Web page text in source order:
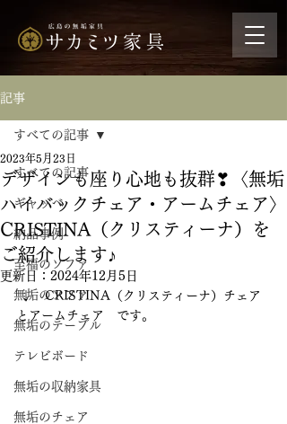
記事
すべての記事
ギャッベ
納品事例
至福のソファ
無垢のソファ
無垢のテーブル
テレビボード
無垢の収納家具
無垢のチェア
すべての記事
デザインも座り心地も抜群❣〈無垢
ハイバックチェア・アームチェア〉
CRISTINA（クリスティーナ）を
ご紹介します♪
2023年5月23日
更新日： 2024年12月5日
↓　CRISTINA（クリスティーナ）チェア
とアームチェア　です。